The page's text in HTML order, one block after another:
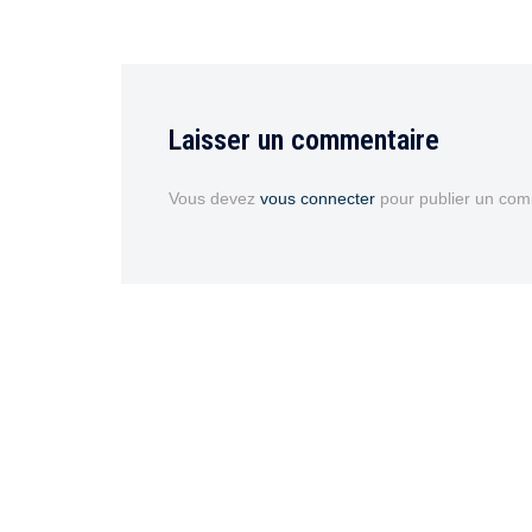
Laisser un commentaire
Vous devez vous connecter pour publier un